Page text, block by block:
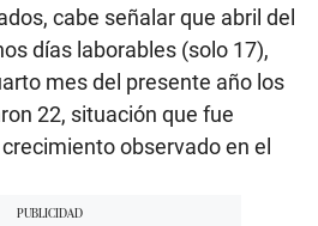
cabe señalar que abril del
días laborables (solo 17),
mes del presente año los
22, situación que fue
observado en el